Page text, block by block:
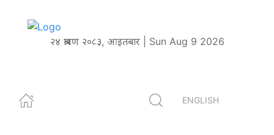
२४ श्रावण २०८३, आइतबार | Sun Aug 9 2026
ENGLISH